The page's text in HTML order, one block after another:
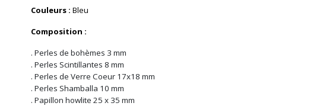
Couleurs : Bleu
Composition :
. Perles de bohèmes 3 mm
. Perles Scintillantes 8 mm
. Perles de Verre Coeur 17x18 mm
. Perles Shamballa 10 mm
. Papillon howlite 25 x 35 mm